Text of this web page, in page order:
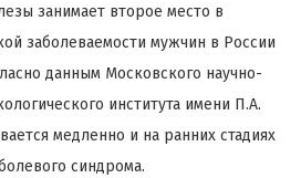
занимает второе место в
заболеваемости мужчин в России
данным Московского научно-
института имени П.А.
медленно и на ранних стадиях
синдрома.